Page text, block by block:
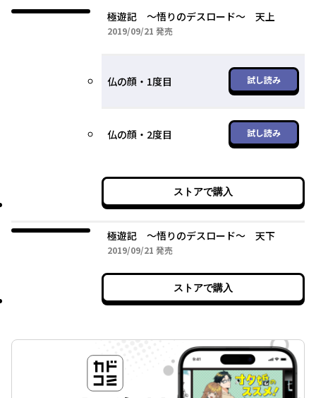
極遊記 ～悟りのデスロード～ 天上
2019/09/21 2019年09月21日
発売
仏の顔・1度目 試し読み
仏の顔・2度目 試し読み
ストアで購入
極遊記 ～悟りのデスロード～ 天下
2019/09/21 2019年09月21日
発売
ストアで購入